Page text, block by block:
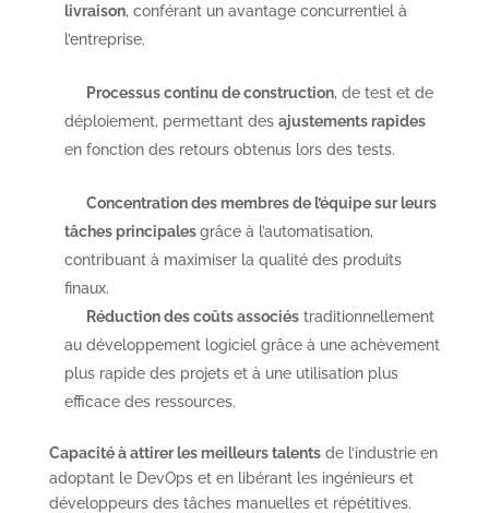
livraison, conférant un avantage concurrentiel à
l’entreprise.
Processus continu de construction, de test et de
déploiement, permettant des ajustements rapides
en fonction des retours obtenus lors des tests.
Concentration des membres de l’équipe sur leurs
tâches principalesgrâce à l’automatisation,
contribuant à maximiser la qualité des produits
finaux.
Réduction des coûts associéstraditionnellement
au développement logiciel grâce à une achèvement
plus rapide des projets et à une utilisation plus
efficace des ressources.
Capacité à attirer les meilleurs talentsde l’industrie en
adoptant le DevOps et en libérant les ingénieurs et
développeurs des tâches manuelles et répétitives.